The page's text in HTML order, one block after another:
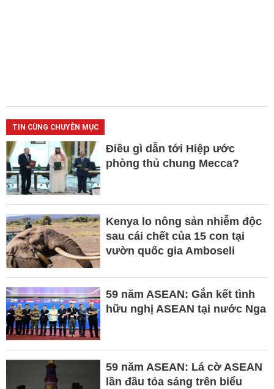
TIN CÙNG CHUYÊN MỤC
Điều gì dẫn tới Hiệp ước
phòng thủ chung Mecca?
Kenya lo nông sản nhiễm độc
sau cái chết của 15 con tại
vườn quốc gia Amboseli
59 năm ASEAN: Gắn kết tình
hữu nghị ASEAN tại nước Nga
59 năm ASEAN: Lá cờ ASEAN
lần đầu tỏa sáng trên biểu